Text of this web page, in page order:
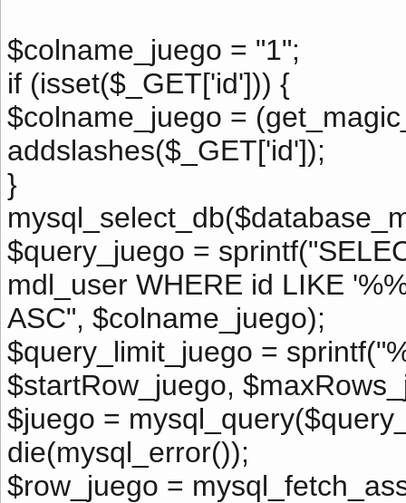
$colname_juego = "1";
if (isset($_GET['id'])) {
$colname_juego =
addslashes($_GET['id']);
}
$query_juego =
mdl_user WHERE id LIKE
ASC", $colname_juego);
$query_limit_juego =
$startRow_juego,
$juego =
die(mysql_error());
$row_juego =